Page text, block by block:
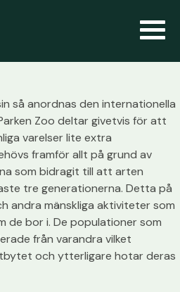
så anordnas den internationella
Zoo deltar givetvis för att
varelser lite extra
framför allt på grund av
som bidragit till att arten
tre generationerna. Detta på
andra mänskliga aktiviteter som
de bor i. De populationer som
från varandra vilket
och ytterligare hotar deras